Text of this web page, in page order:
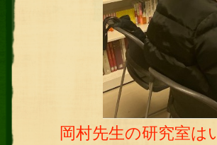
岡村先生の研究室